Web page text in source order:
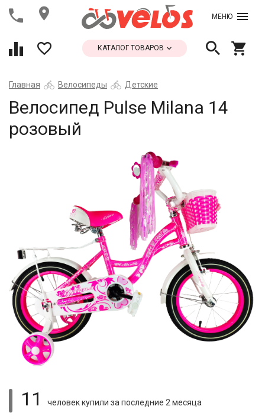
МЕНЮ
КАТАЛОГ ТОВАРОВ
Главная Велосипеды Детские
Велосипед Pulse Milana 14
розовый
11 человек купили за последние 2 месяца